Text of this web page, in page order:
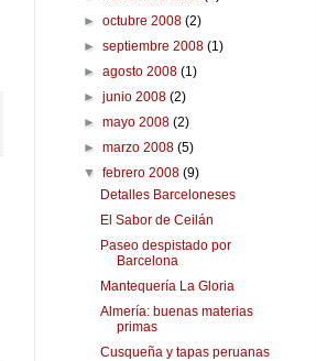
►octubre 2008(2)
►septiembre 2008(1)
►agosto 2008(1)
►junio 2008(2)
►mayo 2008(2)
►marzo 2008(5)
▼febrero 2008(9)
Detalles Barceloneses
El Sabor de Ceilán
Paseo despistado por
Barcelona
Mantequería La Gloria
Almería: buenas materias
primas
Cusqueña y tapas peruanas